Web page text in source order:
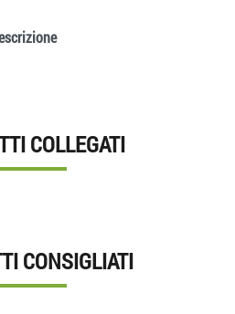
COLLEGATI
CONSIGLIATI